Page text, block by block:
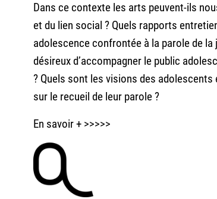
Dans ce contexte les arts peuvent-ils
et du lien social ? Quels rapports
adolescence confrontée à la parole de la
désireux d’accompagner le public
? Quels sont les visions des
sur le recueil de leur parole ?
En savoir + >>>>>